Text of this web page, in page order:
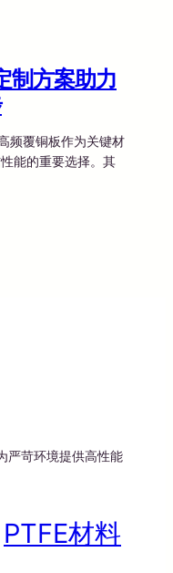
制方案助力
频覆铜板作为关键材
能的重要选择。其
严苛环境提供高性能
PTFE材料